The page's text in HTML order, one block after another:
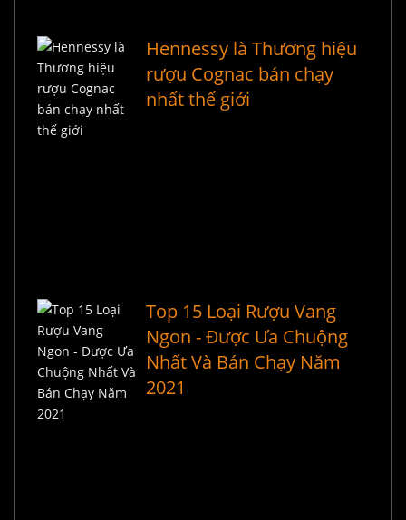
Hennessy là Thương hiệu
rượu Cognac bán chạy
nhất thế giới
Top 15 Loại Rượu Vang
Ngon - Được Ưa Chuộng
Nhất Và Bán Chạy Năm
2021